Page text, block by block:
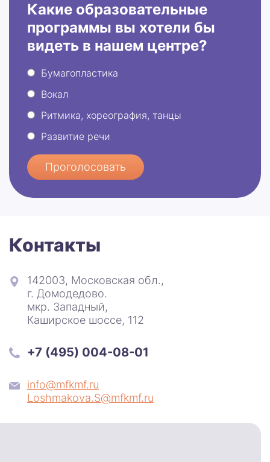
Какие образовательные
программы вы хотели бы
видеть в нашем центре?
Бумагопластика
Вокал
Ритмика, хореография, танцы
Развитие речи
Проголосовать
Контакты
142003, Московская обл.,
г. Домодедово.
мкр. Западный,
Каширское шоссе, 112
+7 (495) 004-08-01
info@mfkmf.ru
Loshmakova.S@mfkmf.ru